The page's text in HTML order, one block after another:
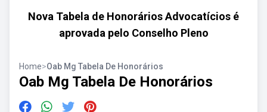
Nova Tabela de Honorários Advocatícios é
aprovada pelo Conselho Pleno
Home>Oab Mg Tabela De Honorários
Oab Mg Tabela De Honorários